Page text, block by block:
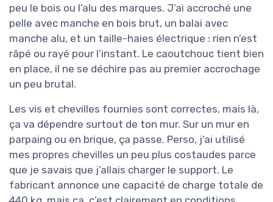
peu le bois ou l’alu des marques. J’ai accroché une
pelle avec manche en bois brut, un balai avec
manche alu, et un taille-haies électrique : rien n’est
râpé ou rayé pour l’instant. Le caoutchouc tient bien
en place, il ne se déchire pas au premier accrochage
un peu brutal.
Les vis et chevilles fournies sont correctes, mais là,
ça va dépendre surtout de ton mur. Sur un mur en
parpaing ou en brique, ça passe. Perso, j’ai utilisé
mes propres chevilles un peu plus costaudes parce
que je savais que j’allais charger le support. Le
fabricant annonce une capacité de charge totale de